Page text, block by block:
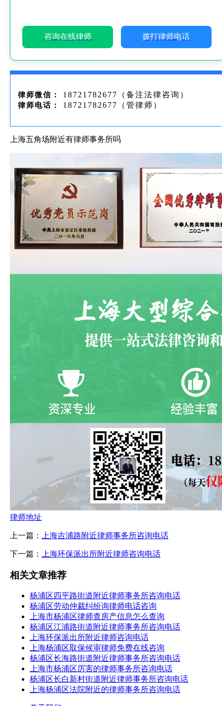
咨询在线律师 拨打律师电话
律师微信： 18721782677（备注法律咨询）
律师电话： 18721782677（管律师）
上海五角场附近有律师事务所吗
律师地址
上一篇： 上海吉浦路附近律师事务所咨询电话
下一篇： 上海环保派出所附近律师咨询电话
相关文章推荐
杨浦区四平路街道附近律师事务所咨询电话
杨浦区劳动仲裁纠纷询律师电话咨询
上海市杨浦区律师查房产信息怎么查询
杨浦区江浦路街道附近律师事务所咨询电话
上海环保派出所附近律师咨询电话
上海杨浦区取保候审律师免费在线咨询
杨浦区长海路街道附近律师事务所咨询电话
上海市杨浦区厉害的律师事务所咨询电话
杨浦区长白新村街道附近律师事务所咨询电话
上海杨浦区法院附近的律师事务所咨询电话